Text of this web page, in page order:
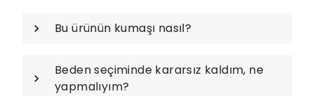
Bu ürünün kumaşı nasıl?
Beden seçiminde kararsız kaldım, ne
yapmalıyım?